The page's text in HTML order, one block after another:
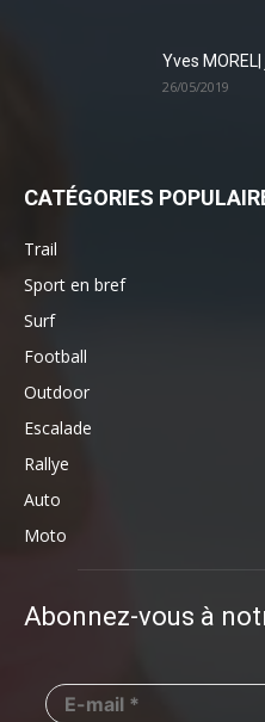
Yves
26/05/2019
CATÉGORIES
Trail
Sport en bref
Surf
Football
Outdoor
Escalade
Rallye
Auto
Moto
Abonnez-vous à